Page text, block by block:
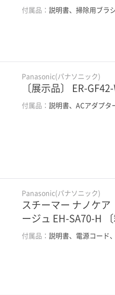
付属品：説明書、掃除用ブラ
Panasonic(パナソニック)
〔展示品〕 ER-
付属品：説明書、ACアダプ
Panasonic(パナソニック)
スチーマー ナノケ
ージュ EH-SA70-H 〔
付属品：説明書、電源コード